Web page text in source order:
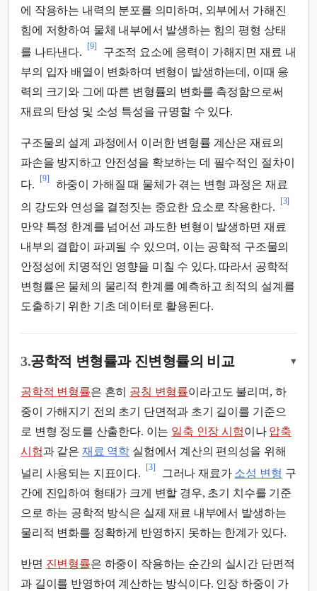
에 작용하는 내력의 분포를 의미하며, 외부에서 가해진
힘에 저항하여 물체 내부에서 발생하는 힘의 평형 상태
를 나타낸다.
[9]
구조적 요소에 응력이 가해지면 재료 내
부의 입자 배열이 변화하며 변형이 발생하는데, 이때 응
력의 크기와 그에 따른 변형률의 변화를 측정함으로써
재료의 탄성 및 소성 특성을 규명할 수 있다.
구조물의 설계 과정에서 이러한 변형률 계산은 재료의
파손을 방지하고 안전성을 확보하는 데 필수적인 절차이
다.
[9]
하중이 가해질 때 물체가 겪는 변형 과정은 재료
의 강도와 연성을 결정짓는 중요한 요소로 작용한다.
[3]
만약 특정 한계를 넘어선 과도한 변형이 발생하면 재료
내부의 결합이 파괴될 수 있으며, 이는 공학적 구조물의
안정성에 치명적인 영향을 미칠 수 있다. 따라서 공학적
변형률은 물체의 물리적 한계를 예측하고 최적의 설계를
도출하기 위한 기초 데이터로 활용된다.
3.공학적 변형률과 진변형률의 비교 ▾
공학적 변형률은 흔히 공칭 변형률이라고도 불리며, 하
중이 가해지기 전의 초기 단면적과 초기 길이를 기준으
로 변형 정도를 산출한다. 이는 일축 인장 시험이나 압축
시험과 같은 재료 역학 실험에서 계산의 편의성을 위해
널리 사용되는 지표이다.
[3]
그러나 재료가 소성 변형 구
간에 진입하여 형태가 크게 변할 경우, 초기 치수를 기준
으로 하는 공학적 방식은 실제 재료 내부에서 발생하는
물리적 변화를 정확하게 반영하지 못하는 한계가 있다.
반면 진변형률은 하중이 작용하는 순간의 실시간 단면적
과 길이를 반영하여 계산하는 방식이다. 인장 하중이 가